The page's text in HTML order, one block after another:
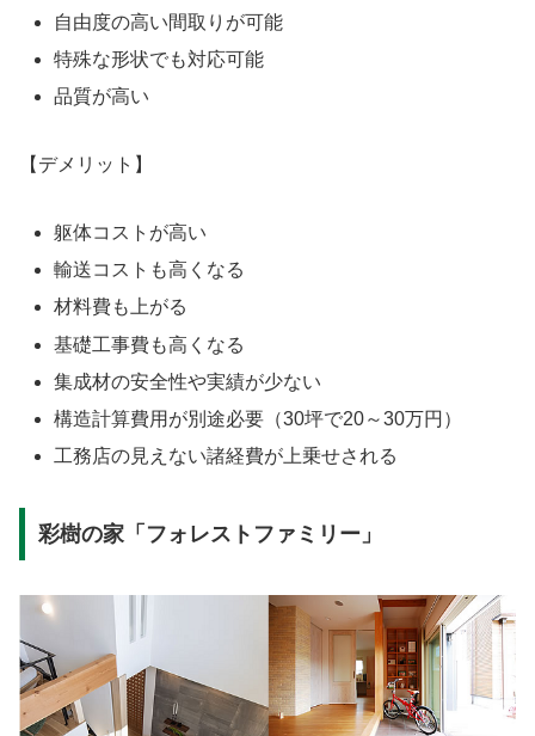
自由度の高い間取りが可能
特殊な形状でも対応可能
品質が高い
【デメリット】
躯体コストが高い
輸送コストも高くなる
材料費も上がる
基礎工事費も高くなる
集成材の安全性や実績が少ない
構造計算費用が別途必要（30坪で20～30万円）
工務店の見えない諸経費が上乗せされる
彩樹の家「フォレストファミリー」